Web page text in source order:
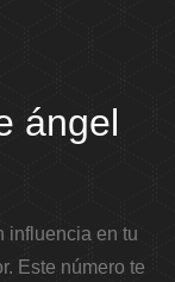
ángel
influencia en tu
Este número te